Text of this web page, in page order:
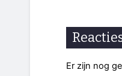
Er zijn nog